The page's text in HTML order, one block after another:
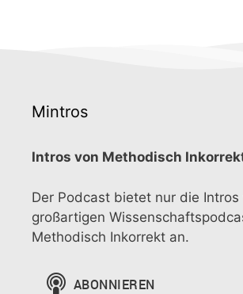
Mintros
Intros von Methodisch
Der Podcast bietet nur die Intros
großartigen
Methodisch Inkorrekt an.